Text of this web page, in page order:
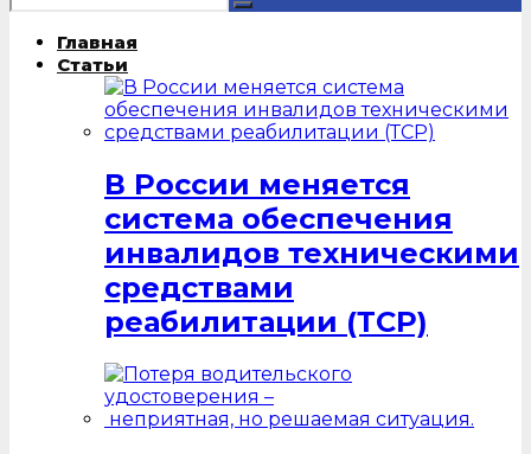
Главная
Статьи
В России меняется
система обеспечения
инвалидов техническими
средствами
реабилитации (ТСР)